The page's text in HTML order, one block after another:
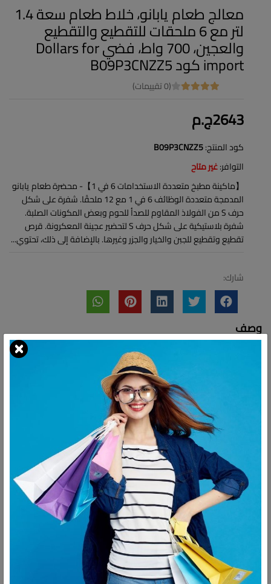
معالج طعام يابانو، خلاط طعام سعة 1.4
لتر مع 6 ملحقات للتقطيع والتقطيع
والعجين، 700 واط، فضي Dollars for
import كود B09P3CNZZ5
(0 تقييمات)
2643ج.م
كود المنتج:B09P3CNZZ5
التوافر:غير متاح
【ماكينة مطبخ متعددة الاستخدامات 6 في 1】- محضرة طعام يابانو
المدمجة متعددة الوظائف 6 في 1 مع 12 ملحقًا. شفرة على شكل
حرف S من الفولاذ المقاوم للصدأ للحوم وبعض المكونات الصلبة.
شفرة بلاستيكية على شكل حرف S لتحضير عجينة المعكرونة. قرص
تقطيع وتقطيع للجبن والخيار والجزر وغيرها. بالإضافة إلى ذلك، تحتوي...
شارك:
وصف
التقييمات
【ماكينة مطبخ متعددة الاستخدامات 6 في 1】- محضرة طعام يابانو
من الفولاذ المقاوم للصدأ للحوم وبعض المكونات الصلبة. شفرة بلاستيكية
على شكل حرف S لتحضير عجينة المعكرونة. قرص تقطيع وتقطيع للجبن
والخيار والجزر وغيرها. بالإضافة إلى ذلك، تحتوي على عصارة حمضيات وقرص
استحلاب البيض. 【سعة مثالية كبيرة 1.4 لتر】- مفرمة الطعام مزودة بوعاء
كبير خالٍ من مادة BPA (سعة 1.4 لتر للأطعمة الجافة و1.8 لتر للسوائل)، مما
يُمكّنك من تحضير طعام يكفي احتياجات جميع أفراد الأسرة بسهولة. مع
سهولة الاستخدام، تحتوي محضرة الطعام هذه على جميع الوظائف التي
تريدها، لتصبح المساعد الأمثل في مطبخك. 【3 سرعات + تحكم نبضي】 زر
"إيقاف" و"سرعة منخفضة" و"سرعة عالية" و"زر نبضي" للاختيار من بينها، مما
يسمح لك بالتحكم الدقيق في الطحن الناعم أو الخشن وإكمال العمل في
ثوانٍ معدودة. السرعة العالية مناسبة للأطعمة الصلبة، والسرعة المنخفضة